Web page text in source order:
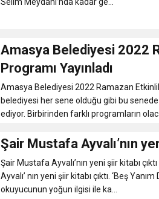
Amasya Belediyesi 2022
Programı Yayınladı
Amasya Belediyesi 2022 Ramazan
belediyesi her sene olduğu gibi bu
ediyor. Birbirinden farklı programların
Şair Mustafa Ayvalı’nın
Şair Mustafa Ayvalı’nın yeni şiir kitabı
Ayvalı’ nın yeni şiir kitabı çıktı. ‘Beş
okuyucunun yoğun ilgisi ile ka...